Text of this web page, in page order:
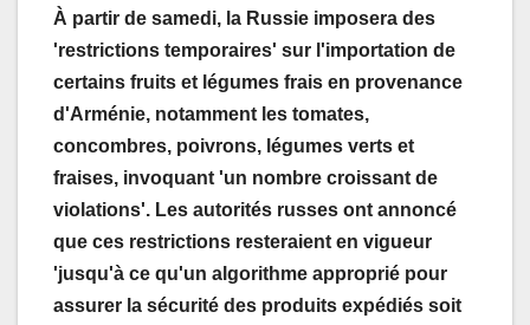
À partir de samedi, la Russie imposera des
'restrictions temporaires' sur l'importation de
certains fruits et légumes frais en provenance
d'Arménie, notamment les tomates,
concombres, poivrons, légumes verts et
fraises, invoquant 'un nombre croissant de
violations'. Les autorités russes ont annoncé
que ces restrictions resteraient en vigueur
'jusqu'à ce qu'un algorithme approprié pour
assurer la sécurité des produits expédiés soit